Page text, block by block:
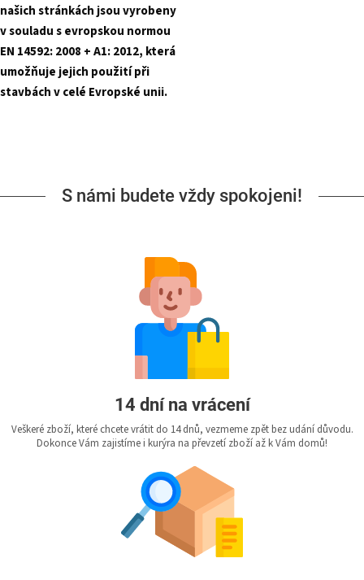
našich stránkách jsou vyrobeny
v souladu s evropskou normou
EN 14592: 2008 + A1: 2012, která
umožňuje jejich použití při
stavbách v celé Evropské unii.
S námi budete vždy spokojeni!
14 dní na vrácení
Veškeré zboží, které chcete vrátit do 14 dnů, vezmeme zpět bez udání důvodu.
Dokonce Vám zajistíme i kurýra na převzetí zboží až k Vám domů!